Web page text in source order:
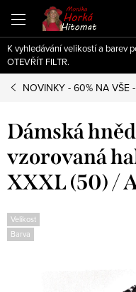
obsah
K vyhledávání velikostí a barev
OTEVŘÍT FILTR.
NOVINKY - 60% NA VŠE
Dámská
vzorovaná
XXXL (50) /
Velikost
Barva